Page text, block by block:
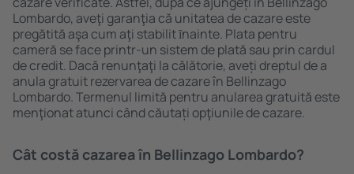
Lombardo, aveţi garanţia că unitatea de cazare este
pregătită aşa cum aţi stabilit ȋnainte. Plata pentru
cameră se face printr-un sistem de plată sau prin cardul
de credit. Dacă renunţaţi la călătorie, aveți dreptul de a
anula gratuit rezervarea de cazare în Bellinzago
Lombardo. Termenul limită pentru anularea gratuită este
menţionat atunci când căutați opţiunile de cazare.
Cât costă cazarea în Bellinzago Lombardo?